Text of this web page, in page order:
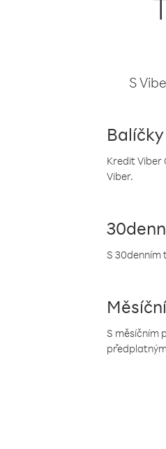
S
Kredit Viber
Viber.
S 30denním
S měsíčním